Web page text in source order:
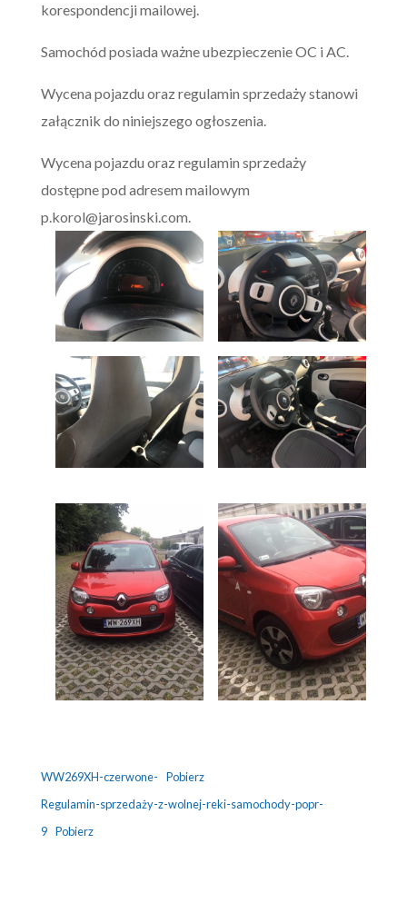
korespondencji mailowej.
Samochód posiada ważne ubezpieczenie OC i AC.
Wycena pojazdu oraz regulamin sprzedaży stanowi
załącznik do niniejszego ogłoszenia.
Wycena pojazdu oraz regulamin sprzedaży
dostępne pod adresem mailowym
p.korol@jarosinski.com.
WW269XH-czerwone-
Pobierz
Regulamin-sprzedaży-z-wolnej-reki-samochody-popr-
9 Pobierz